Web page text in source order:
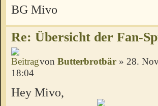
BG Mivo
Re: Übersicht der Fan-
von Butterbrotbär » 28.
18:04
Hey Mivo,